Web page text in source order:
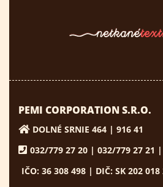
PEMI CORPORATION S.R.O.
DOLNÉ SRNIE 464 | 916 41
032/779 27 20 | 032/779 27 21
IČO: 36 308 498 | DIČ: SK 202 018